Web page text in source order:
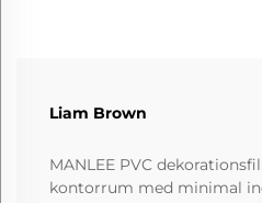
Liam Brown
MANLEE PVC
kontorrum med minimal